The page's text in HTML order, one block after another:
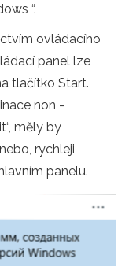
“.
ovládacího
panel lze
tlačítko Start.
non -
měly by
rychleji,
panelu.